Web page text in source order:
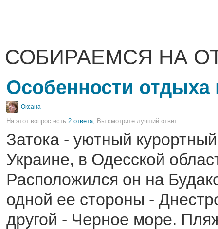
СОБИРАЕМСЯ НА
Особенности отдыха
Оксана
На этот вопрос есть 2 ответа , Вы смотрите лучший ответ
Затока - уютный
Украине, в Одесской
Расположился он на
одной ее стороны -
другой - Черное море.